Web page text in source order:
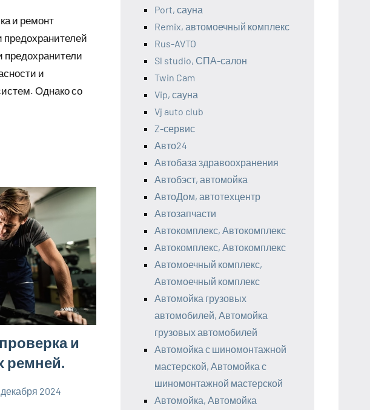
и ремонт
предохранителей
предохранители
и
Однако со
и
ремней.
2024
Port, сауна
Remix, автомоечный комплекс
Rus-AVTO
Sl studio, СПА-салон
Twin Cam
Vip, сауна
Vj auto club
Z-сервис
Авто24
Автобаза здравоохранения
Автобэст, автомойка
АвтоДом, автотехцентр
Автозапчасти
Автокомплекс, Автокомплекс
Автокомплекс, Автокомплекс
Автомоечный комплекс,
Автомоечный комплекс
Автомойка грузовых
автомобилей, Автомойка
грузовых автомобилей
Автомойка с шиномонтажной
мастерской, Автомойка с
шиномонтажной мастерской
Автомойка, Автомойка